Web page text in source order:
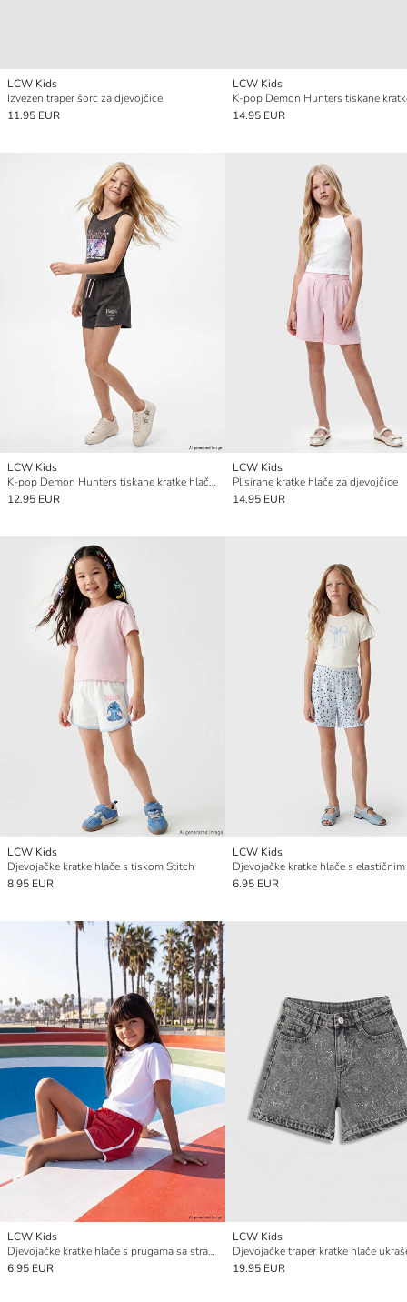
LCW Kids
Izvezen traper šorc za djevojčice
11.95 EUR
LCW Kids
14.95 EUR
LCW Kids
K-pop Demon Hunters tiskane kratke hlače za djevojčice
12.95 EUR
LCW Kids
Plisirane kratke hlače za djevojčice
14.95 EUR
LCW Kids
Djevojačke kratke hlače s tiskom Stitch
8.95 EUR
LCW Kids
6.95 EUR
LCW Kids
Djevojačke kratke hlače s prugama sa strane
6.95 EUR
LCW Kids
19.95 EUR